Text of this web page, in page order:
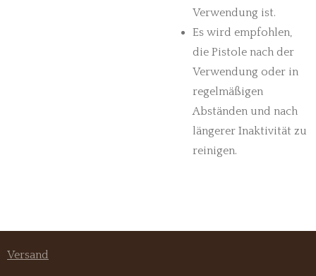
Verwendung ist.
Es wird empfohlen,
die Pistole nach der
Verwendung oder in
regelmäßigen
Abständen und nach
längerer Inaktivität zu
reinigen.
Versand